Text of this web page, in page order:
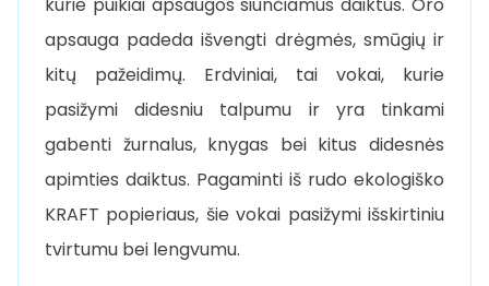
apsauga padeda išvengti drėgmės, smūgių ir
kitų pažeidimų. Erdviniai, tai vokai, kurie
pasižymi didesniu talpumu ir yra tinkami
gabenti žurnalus, knygas bei kitus didesnės
apimties daiktus. Pagaminti iš rudo ekologiško
KRAFT popieriaus, šie vokai pasižymi išskirtiniu
tvirtumu bei lengvumu.